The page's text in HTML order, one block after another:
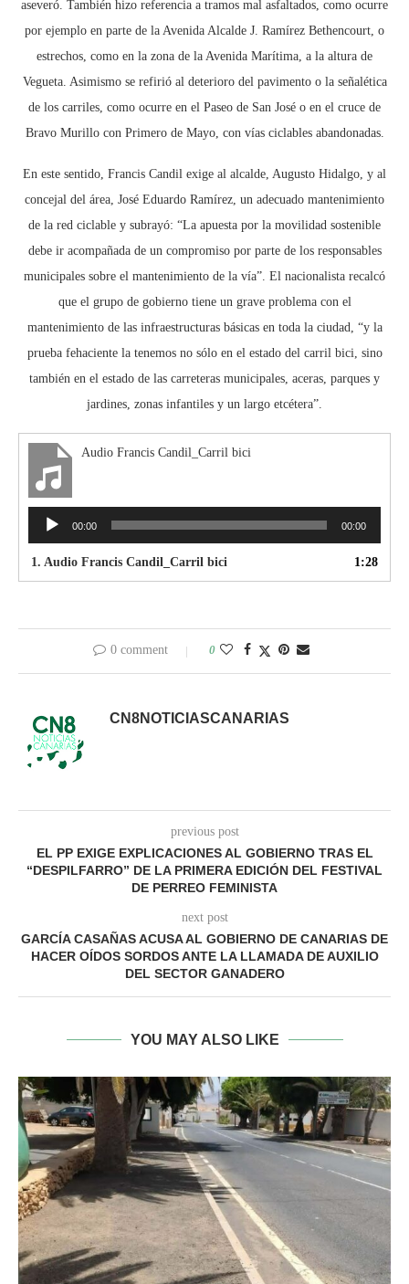
aseveró. También hizo referencia a tramos mal asfaltados, como ocurre
por ejemplo en parte de la Avenida Alcalde J. Ramírez Bethencourt, o
estrechos, como en la zona de la Avenida Marítima, a la altura de
Vegueta. Asimismo se refirió al deterioro del pavimento o la señalética
de los carriles, como ocurre en el Paseo de San José o en el cruce de
Bravo Murillo con Primero de Mayo, con vías ciclables abandonadas.
En este sentido, Francis Candil exige al alcalde, Augusto Hidalgo, y al
concejal del área, José Eduardo Ramírez, un adecuado mantenimiento
de la red ciclable y subrayó: “La apuesta por la movilidad sostenible
debe ir acompañada de un compromiso por parte de los responsables
municipales sobre el mantenimiento de la vía”. El nacionalista recalcó
que el grupo de gobierno tiene un grave problema con el
mantenimiento de las infraestructuras básicas en toda la ciudad, “y la
prueba fehaciente la tenemos no sólo en el estado del carril bici, sino
también en el estado de las carreteras municipales, aceras, parques y
jardines, zonas infantiles y un largo etcétera”.
Audio Francis Candil_Carril bici
Reproductor
audio
00:00 00:00
1. Audio Francis Candil_Carril bici 1:28
0 comment 0
CN8NOTICIASCANARIAS
previous post
EL PP EXIGE EXPLICACIONES AL GOBIERNO TRAS EL
“DESPILFARRO” DE LA PRIMERA EDICIÓN DEL FESTIVAL
DE PERREO FEMINISTA
next post
GARCÍA CASAÑAS ACUSA AL GOBIERNO DE CANARIAS DE
HACER OÍDOS SORDOS ANTE LA LLAMADA DE AUXILIO
DEL SECTOR GANADERO
YOU MAY ALSO LIKE